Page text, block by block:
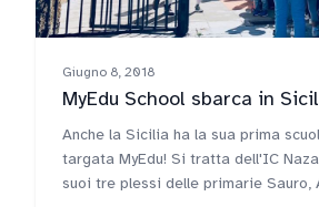
Giugno 8, 2018
MyEdu School sbarca in
Anche la Sicilia ha la sua prima
targata MyEdu! Si tratta dell'IC
suoi tre plessi delle primarie Sauro,